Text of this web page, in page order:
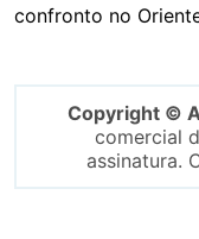
confronto no
Copyright ©
comercial
assinatura.